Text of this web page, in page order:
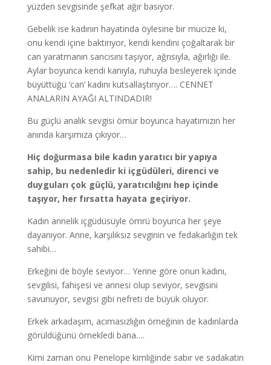
yüzden sevgisinde şefkat ağır basıyor.
Gebelik ise kadının hayatında öylesine bir mucize ki,
onu kendi içine baktırıyor, kendi kendini çoğaltarak bir
can yaratmanın sancısını taşıyor, ağrısıyla, ağırlığı ile.
Aylar boyunca kendi kanıyla, ruhuyla besleyerek içinde
büyüttüğü ‘can’ kadını kutsallaştırıyor…. CENNET
ANALARIN AYAĞI ALTINDADIR!
Bu güçlü analık sevgisi ömür boyunca hayatımızın her
anında karşımıza çıkıyor…
Hiç doğurmasa bile kadın yaratıcı bir yapıya
sahip, bu nedenledir ki içgüdüleri, direnci ve
duyguları çok güçlü, yaratıcılığını hep içinde
taşıyor, her fırsatta hayata geçiriyor.
Kadın annelik içgüdüsüyle ömrü boyunca her şeye
dayanıyor. Anne, karşılıksız sevginin ve fedakarlığın tek
sahibi…
Erkeğini de böyle seviyor… Yerine göre onun kadını,
sevgilisi, fahişesi ve annesi olup seviyor, sevgisini
savunuyor, sevgisi gibi nefreti de büyük oluyor.
Erkek arkadaşım, acımasızlığın örneğinin de kadınlarda
görüldüğünü örnekledi bana….
Kimi zaman onu Penelope kimliğinde sabır ve sadakatin